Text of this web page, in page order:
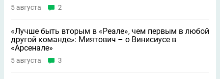
5 августа 2
«Лучше быть вторым в «Реале», чем первым в любой
другой команде»: Миятович – о Винисиусе в
«Арсенале»
5 августа 3